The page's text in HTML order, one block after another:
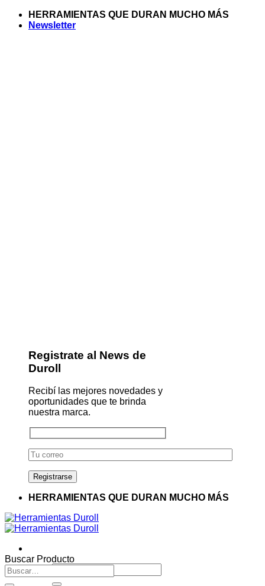
Saltar
HERRAMIENTAS QUE DURAN MUCHO MÁS
Newsletter
Registrate al News de
Duroll
Recibí las mejores novedades y
oportunidades que te brinda
nuestra marca.
HERRAMIENTAS QUE DURAN MUCHO MÁS
Buscar
por:
Buscar Producto
Buscar
por: